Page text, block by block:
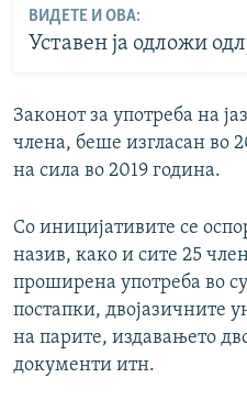
ВИДЕТЕ И ОВА:
Уставен ја одложи
Законот за употреба на
члена, беше изгласан во
на сила во 2019 година.
Со иницијативите се
назив, како и сите 25
проширена употреба во
постапки, двојазичните
на парите, издавањето
документи итн.